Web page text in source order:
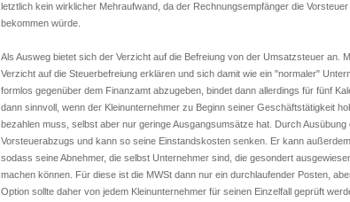
letztlich kein wirklicher Mehraufwand, da der Rechnungsempfänger die
bekommen würde.
Als Ausweg bietet sich der Verzicht auf die Befreiung von der Umsatzsteuer an.
Verzicht auf die Steuerbefreiung erklären und sich damit wie ein "normaler"
formlos gegenüber dem Finanzamt abzugeben, bindet dann allerdings für fünf
dann sinnvoll, wenn der Kleinunternehmer zu Beginn seiner Geschäftstätigkeit
bezahlen muss, selbst aber nur geringe Ausgangsumsätze hat. Durch
Vorsteuerabzugs und kann so seine Einstandskosten senken. Er kann
sodass seine Abnehmer, die selbst Unternehmer sind, die gesondert
machen können. Für diese ist die MWSt dann nur ein durchlaufender Posten,
Option sollte daher von jedem Kleinunternehmer für seinen Einzelfall geprüft